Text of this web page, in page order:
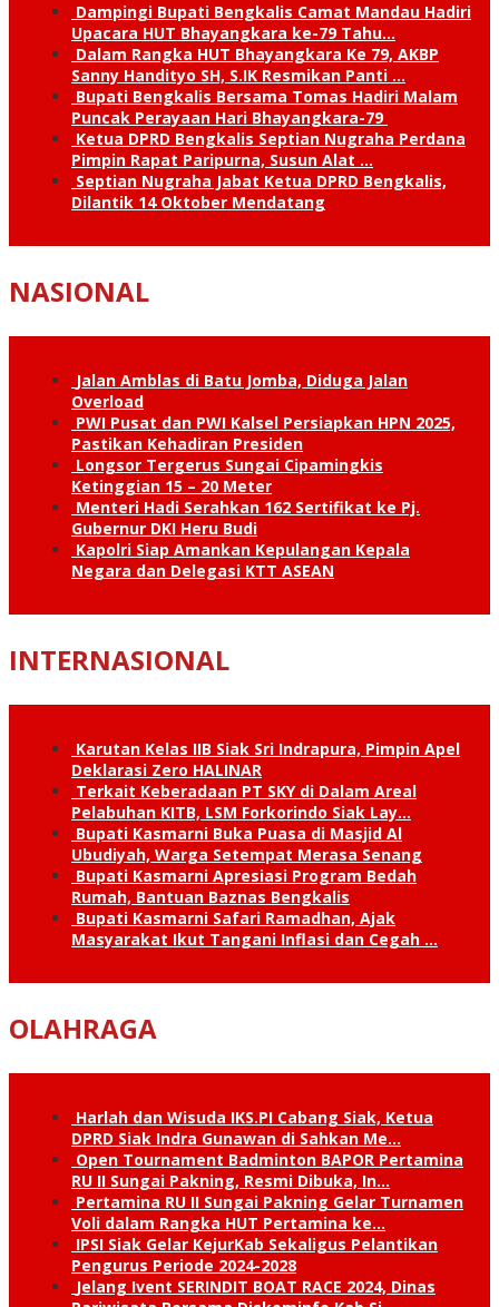
Dampingi Bupati Bengkalis Camat Mandau Hadiri
Upacara HUT Bhayangkara ke-79 Tahu…
Dalam Rangka HUT Bhayangkara Ke 79, AKBP
Sanny Handityo SH, S.IK Resmikan Panti …
Bupati Bengkalis Bersama Tomas Hadiri Malam
Puncak Perayaan Hari Bhayangkara-79
Ketua DPRD Bengkalis Septian Nugraha Perdana
Pimpin Rapat Paripurna, Susun Alat …
Septian Nugraha Jabat Ketua DPRD Bengkalis,
Dilantik 14 Oktober Mendatang
NASIONAL
Jalan Amblas di Batu Jomba, Diduga Jalan
Overload
PWI Pusat dan PWI Kalsel Persiapkan HPN 2025,
Pastikan Kehadiran Presiden
Longsor Tergerus Sungai Cipamingkis
Ketinggian 15 – 20 Meter
Menteri Hadi Serahkan 162 Sertifikat ke Pj.
Gubernur DKI Heru Budi
Kapolri Siap Amankan Kepulangan Kepala
Negara dan Delegasi KTT ASEAN
INTERNASIONAL
Karutan Kelas IIB Siak Sri Indrapura, Pimpin Apel
Deklarasi Zero HALINAR
Terkait Keberadaan PT SKY di Dalam Areal
Pelabuhan KITB, LSM Forkorindo Siak Lay…
Bupati Kasmarni Buka Puasa di Masjid Al
Ubudiyah, Warga Setempat Merasa Senang
Bupati Kasmarni Apresiasi Program Bedah
Rumah, Bantuan Baznas Bengkalis
Bupati Kasmarni Safari Ramadhan, Ajak
Masyarakat Ikut Tangani Inflasi dan Cegah …
OLAHRAGA
Harlah dan Wisuda IKS.PI Cabang Siak, Ketua
DPRD Siak Indra Gunawan di Sahkan Me…
Open Tournament Badminton BAPOR Pertamina
RU II Sungai Pakning, Resmi Dibuka, In…
Pertamina RU II Sungai Pakning Gelar Turnamen
Voli dalam Rangka HUT Pertamina ke…
IPSI Siak Gelar KejurKab Sekaligus Pelantikan
Pengurus Periode 2024-2028
Jelang Ivent SERINDIT BOAT RACE 2024, Dinas